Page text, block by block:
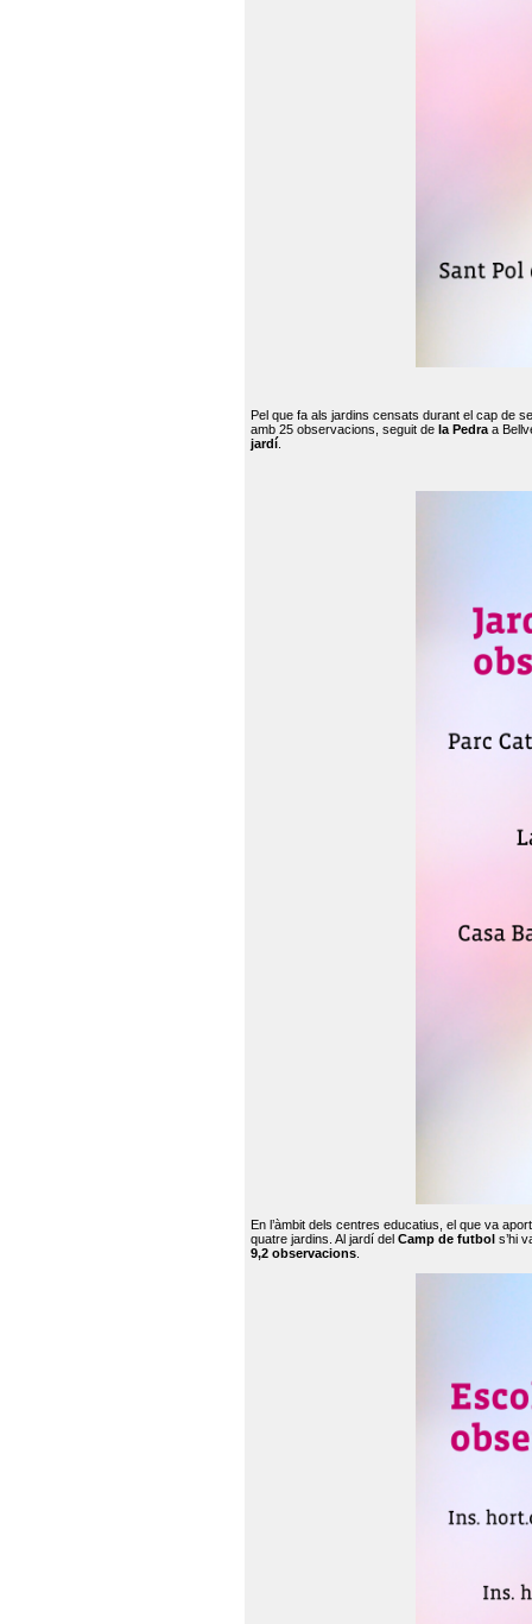
Pel que fa als jardins censats durant el cap de
amb 25 observacions, seguit de la Pedra a
jardí
En l’àmbit dels centres educatius, el que va
quatre jardins. Al jardí del Camp de futbol s’hi
9,2 observacions